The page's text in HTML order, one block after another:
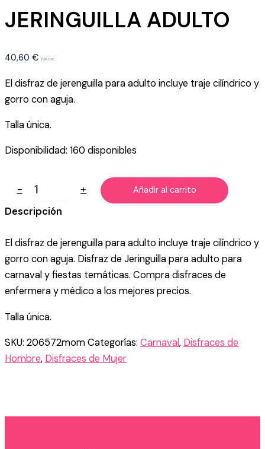
JERINGUILLA ADULTO
40,60 € IVA inc.
El disfraz de jerenguilla para adulto incluye traje cilíndrico y
gorro con aguja.
Talla única.
Disponibilidad: 160 disponibles
-
DISFRAZ
JERINGUILLA
ADULTO
+ Añadir al carrito
Descripción
El disfraz de jerenguilla para adulto incluye traje cilíndrico y
gorro con aguja. Disfraz de Jeringuilla para adulto para
carnaval y fiestas temáticas. Compra disfraces de
enfermera y médico a los mejores precios.
Talla única.
SKU: 206572momCategorías: Carnaval, Disfraces de
Hombre, Disfraces de Mujer